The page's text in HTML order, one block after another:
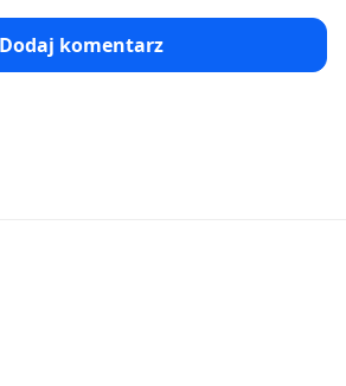
Dodaj komentarz